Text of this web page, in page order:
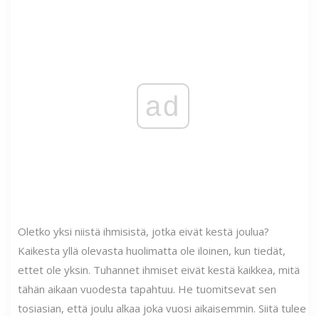
ad
Oletko yksi niistä ihmisistä, jotka eivät kestä joulua?
Kaikesta yllä olevasta huolimatta ole iloinen, kun tiedät,
ettet ole yksin. Tuhannet ihmiset eivät kestä kaikkea, mitä
tähän aikaan vuodesta tapahtuu. He tuomitsevat sen
tosiasian, että joulu alkaa joka vuosi aikaisemmin. Siitä tulee